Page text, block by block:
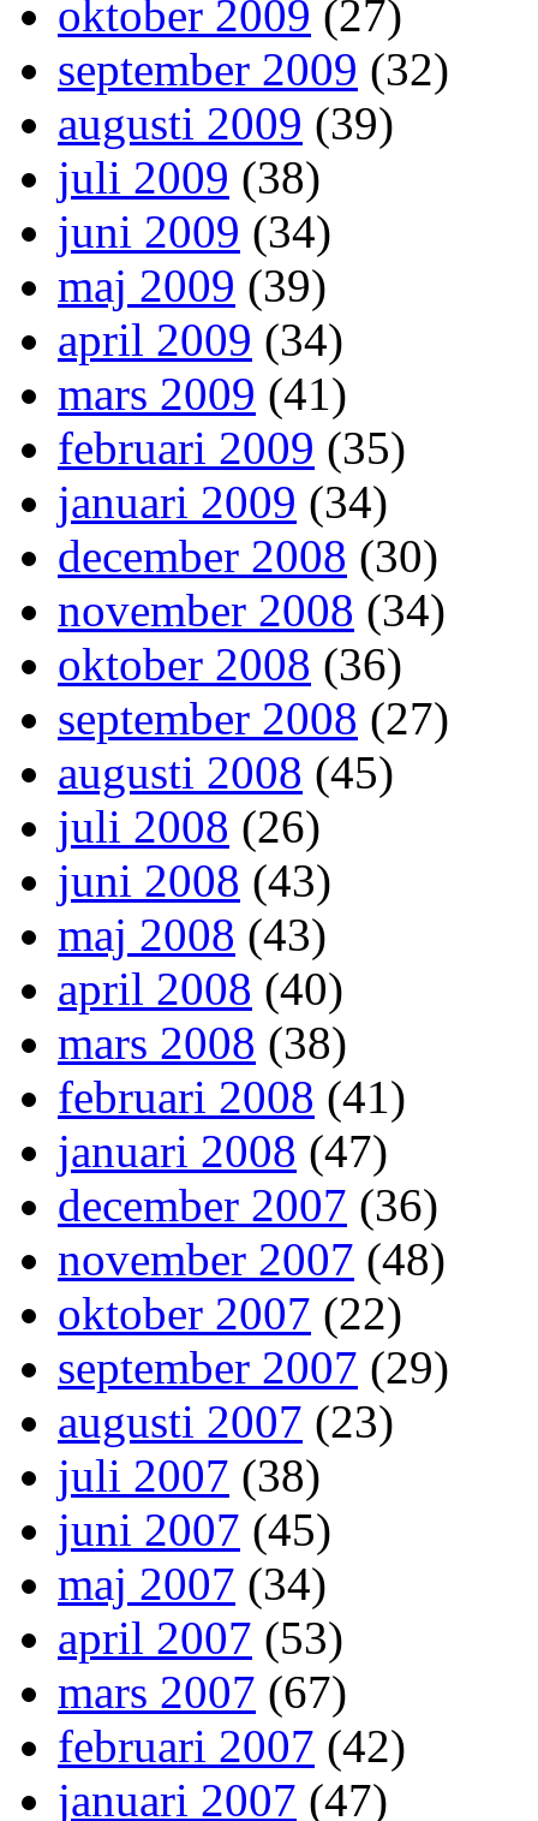
oktober 2009 (27)
september 2009 (32)
augusti 2009 (39)
juli 2009 (38)
juni 2009 (34)
maj 2009 (39)
april 2009 (34)
mars 2009 (41)
februari 2009 (35)
januari 2009 (34)
december 2008 (30)
november 2008 (34)
oktober 2008 (36)
september 2008 (27)
augusti 2008 (45)
juli 2008 (26)
juni 2008 (43)
maj 2008 (43)
april 2008 (40)
mars 2008 (38)
februari 2008 (41)
januari 2008 (47)
december 2007 (36)
november 2007 (48)
oktober 2007 (22)
september 2007 (29)
augusti 2007 (23)
juli 2007 (38)
juni 2007 (45)
maj 2007 (34)
april 2007 (53)
mars 2007 (67)
februari 2007 (42)
januari 2007 (47)